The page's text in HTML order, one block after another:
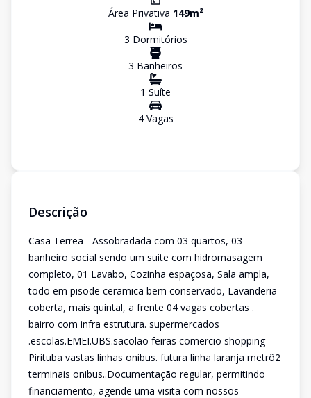
Área Privativa 149m²
3 Dormitórios
3 Banheiros
1 Suíte
4Vagas
Descrição
Casa Terrea - Assobradada com 03 quartos, 03
banheiro social sendo um suite com hidromasagem
completo, 01 Lavabo, Cozinha espaçosa, Sala ampla,
todo em pisode ceramica bem conservado, Lavanderia
coberta, mais quintal, a frente 04 vagas cobertas .
bairro com infra estrutura. supermercados
.escolas.EMEI.UBS.sacolao feiras comercio shopping
Pirituba vastas linhas onibus. futura linha laranja metrô2
terminais onibus..Documentação regular, permitindo
financiamento, agende uma visita com nossos